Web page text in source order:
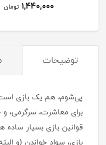
1,440,000 تومان
توضیحات
پی‌شوم، هم یک بازی
برای معاشرت، سرگرمی،
قوانین بازی بسیار ساده
بازی، سوادِ خواندن (و